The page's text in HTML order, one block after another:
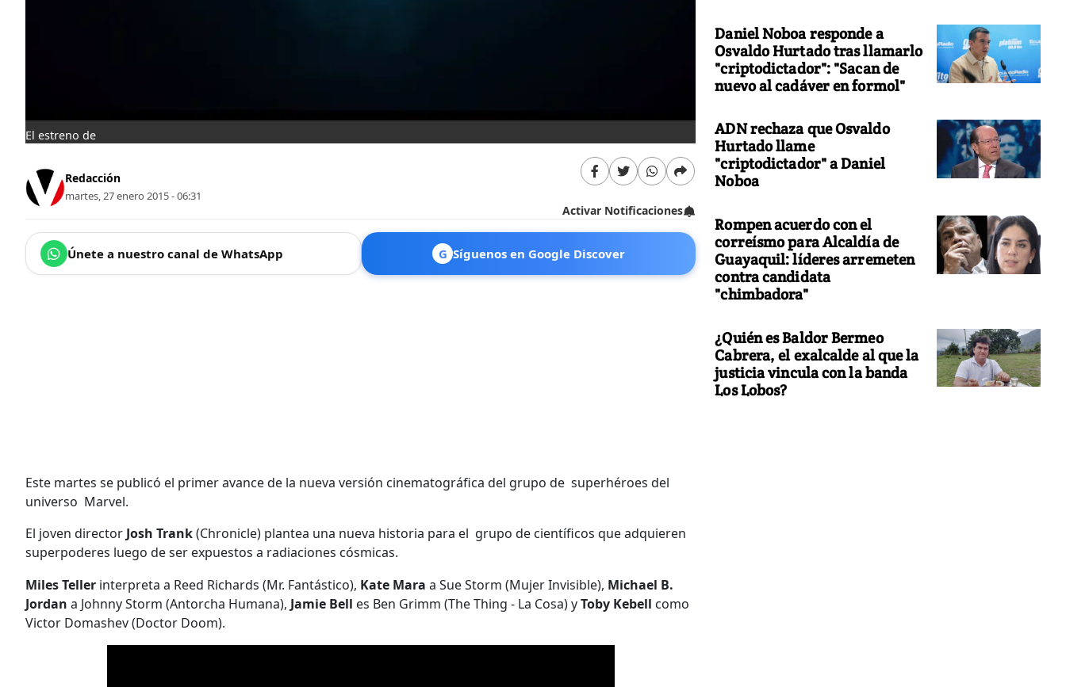
El estreno de El reparto está conformado por los jóvenes actores Miles Teller
Redacción
martes, 27 enero 2015 - 06:31
Activar Notificaciones
Únete a nuestro canal de WhatsApp G Síguenos en Google Discover
Este martes se publicó el primer avance de la nueva versión cinematográfica del grupo de superhéroes del
universo Marvel.
El joven director Josh Trank(Chronicle) plantea una nueva historia para el grupo de científicos que adquieren
superpoderes luego de ser expuestos a radiaciones cósmicas.
Miles Teller interpreta a Reed Richards (Mr. Fantástico), Kate Mara a Sue Storm (Mujer Invisible), Michael B.
Jordan a Johnny Storm (Antorcha Humana), Jamie Bell es Ben Grimm (The Thing - La Cosa) yToby Kebell como
Victor Domashev (Doctor Doom).
Daniel Noboa responde a
Osvaldo Hurtado tras llamarlo
"criptodictador": "Sacan de
nuevo al cadáver en formol"
ADN rechaza que Osvaldo
Hurtado llame
"criptodictador" a Daniel
Noboa
Rompen acuerdo con el
correísmo para Alcaldía de
Guayaquil: líderes arremeten
contra candidata
"chimbadora"
¿Quién es Baldor Bermeo
Cabrera, el exalcalde al que la
justicia vincula con la banda
Los Lobos?